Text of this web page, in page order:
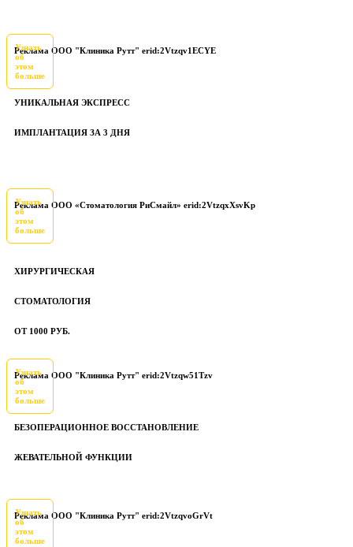
Реклама ООО "Клиника Рутт" erid:2Vtzqv1ECYE
Узнать
об
этом
больше
УНИКАЛЬНАЯ ЭКСПРЕСС
ИМПЛАНТАЦИЯ ЗА 3 ДНЯ
Реклама ООО «Стоматология РиСмайл» erid:2VtzqxXsvKp
Узнать
об
этом
больше
ХИРУРГИЧЕСКАЯ
СТОМАТОЛОГИЯ
ОТ 1000 РУБ.
Реклама ООО "Клиника Рутт" erid:2Vtzqw51Tzv
Узнать
об
этом
больше
БЕЗОПЕРАЦИОННОЕ ВОССТАНОВЛЕНИЕ
ЖЕВАТЕЛЬНОЙ ФУНКЦИИ
Реклама ООО "Клиника Рутт" erid:2VtzqvoGrVt
Узнать
об
этом
больше